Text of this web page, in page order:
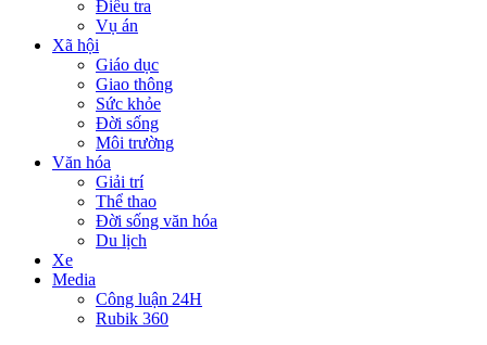
Điều tra
Vụ án
Xã hội
Giáo dục
Giao thông
Sức khỏe
Đời sống
Môi trường
Văn hóa
Giải trí
Thể thao
Đời sống văn hóa
Du lịch
Xe
Media
Công luận 24H
Rubik 360